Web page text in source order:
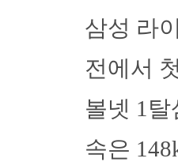
삼성 라
전에서
볼넷 1
속은